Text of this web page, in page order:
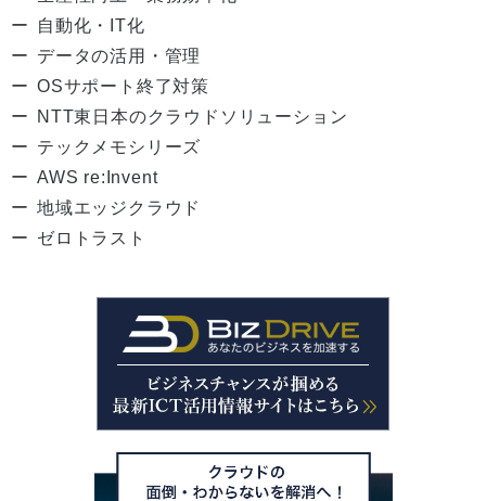
自動化・IT化
データの活用・管理
OSサポート終了対策
NTT東日本のクラウドソリューション
テックメモシリーズ
AWS re:Invent
地域エッジクラウド
ゼロトラスト